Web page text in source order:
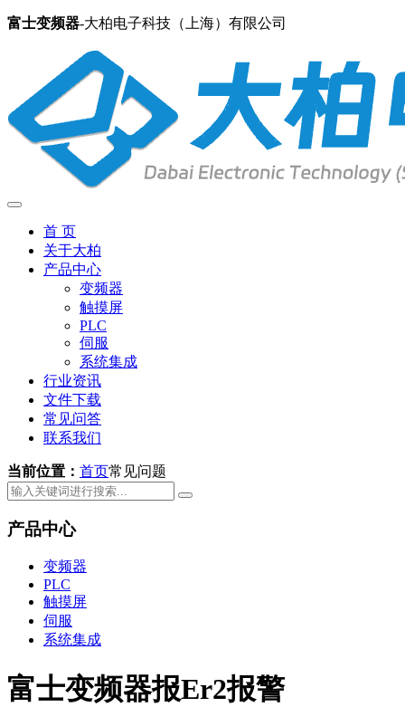
富士变频器-大柏电子科技（上海）有限公司
首 页
关于大柏
产品中心
变频器
触摸屏
PLC
伺服
系统集成
行业资讯
文件下载
常见问答
联系我们
当前位置： 首页常见问题
产品中心
变频器
PLC
触摸屏
伺服
系统集成
富士变频器报Er2报警